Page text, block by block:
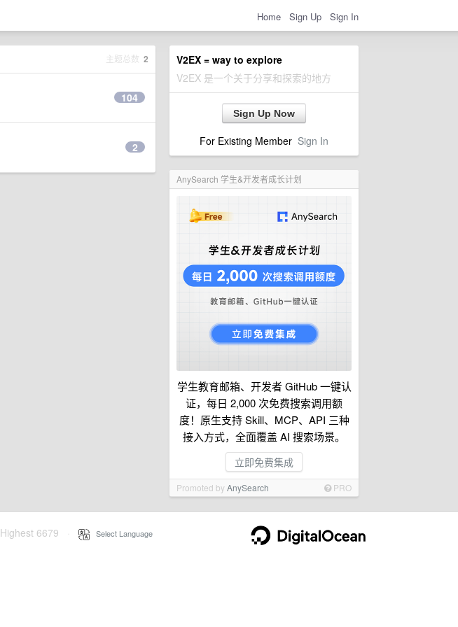
Home Sign Up Sign In
V2EX = way to explore
V2EX 是一个关于分享和探索的地方
Sign Up Now
For Existing Member Sign In
AnySearch 学生&开发者成长计划
学生教育邮箱、开发者 GitHub 一键认
证，每日 2,000 次免费搜索调用额
度！原生支持 Skill、MCP、API 三种
接入方式，全面覆盖 AI 搜索场景。
立即免费集成
Promoted byAnySearch PRO
主题总数 2
104
2
Highest 6679 Select Language